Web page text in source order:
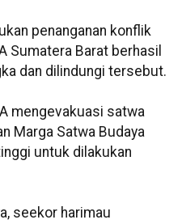
penanganan konflik
Sumatera Barat berhasil
dan dilindungi tersebut.
mengevakuasi satwa
Marga Satwa Budaya
untuk dilakukan
seekor harimau